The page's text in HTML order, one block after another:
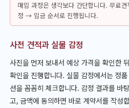
매입 과정은 생각보다 간단합니다. 무료
정 → 입금 순서로 진행됩니다.
사전 견적과 실물 감정
사진을 먼저 보내서 예상 가격을 확인한
확인을 진행합니다. 실물 감정에서는 정
션을 꼼꼼히 체크합니다. 감정 결과를 바
고, 금액에 동의하면 바로 계약서를 작성